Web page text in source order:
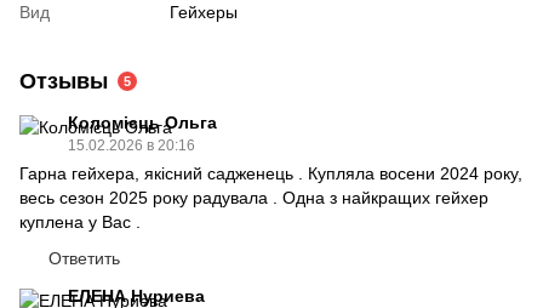
Вид
Гейхеры
Отзывы 5
Коломієць Ольга
15.02.2026 в 20:16
Гарна гейхера, якісний садженець . Купляла восени 2024 року,
весь сезон 2025 року радувала . Одна з найкращих гейхер
куплена у Вас .
Ответить
ЕЛЕНА Нуриева